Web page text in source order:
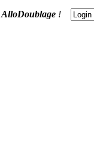
AlloDoublage !